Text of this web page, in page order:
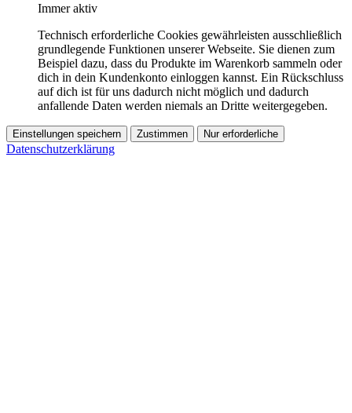
Immer aktiv
Technisch erforderliche Cookies gewährleisten ausschließlich
grundlegende Funktionen unserer Webseite. Sie dienen zum
Beispiel dazu, dass du Produkte im Warenkorb sammeln oder
dich in dein Kundenkonto einloggen kannst. Ein Rückschluss
auf dich ist für uns dadurch nicht möglich und dadurch
anfallende Daten werden niemals an Dritte weitergegeben.
Einstellungen speichern Zustimmen Nur erforderliche
Datenschutzerklärung